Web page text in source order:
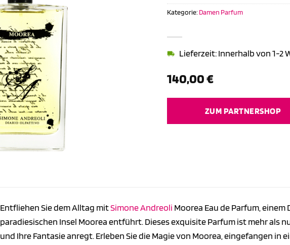
140,00€
Lieferzeit: Innerhalb von 1-2
ZUM PARTNERSHOP
Kategorie: Damen Parfum
Entfliehen Sie dem Alltag mitSimone Andreoli Moorea Eau de Parfum,
paradiesischen Insel Moorea entführt. Dieses exquisite Parfum ist mehr als
und Ihre Fantasie anregt. Erleben Sie die Magie von Moorea, eingefangen